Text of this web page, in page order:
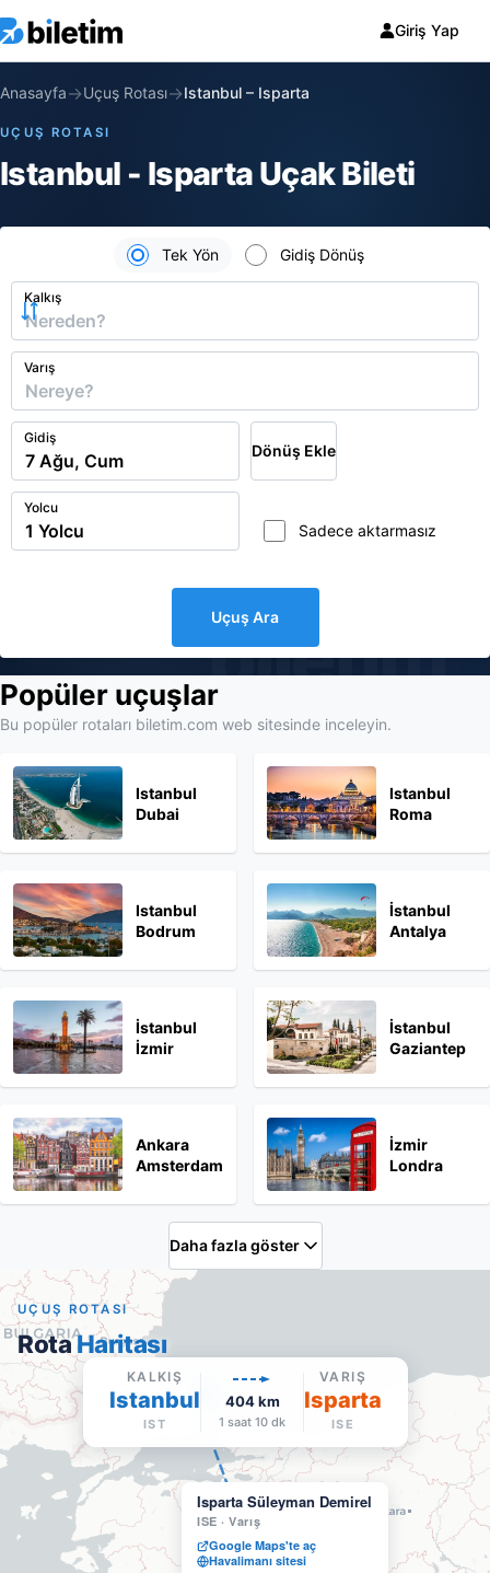
Giriş Yap
biletim
Anasayfa→Uçuş Rotası→Istanbul – Isparta
UÇUŞ ROTASI
Istanbul - Isparta Uçak Bileti
Tek Yön Gidiş Dönüş
Kalkış
Varış
Gidiş
Dönüş Ekle
Yolcu
Sadece aktarmasız
Uçuş Ara
Popüler uçuşlar
Bu popüler rotaları biletim.com web sitesinde inceleyin.
Istanbul
Dubai
Istanbul
Roma
Istanbul
Bodrum
İstanbul
Antalya
İstanbul
İzmir
İstanbul
Gaziantep
Ankara
Amsterdam
İzmir
Londra
Daha fazla göster
Isparta Süleyman Demirel
ISE ·Varış
Google Maps'te aç
Havalimanı sitesi
UÇUŞ ROTASI
RotaHaritası
KALKIŞ
Istanbul
IST
404km
1 saat 10 dk
VARIŞ
Isparta
ISE